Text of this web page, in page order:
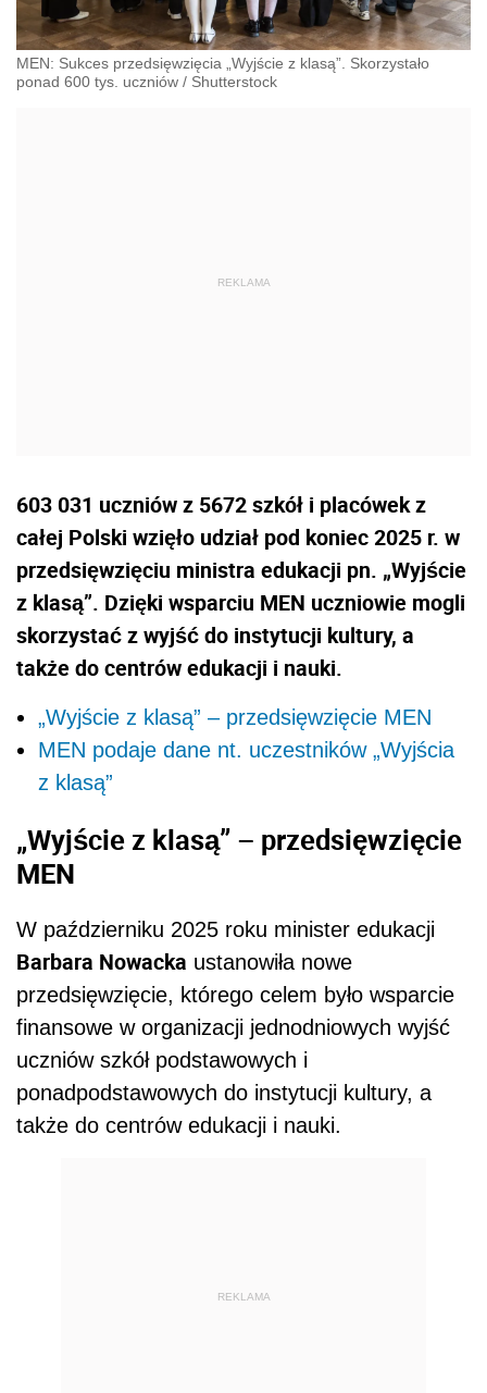
MEN: Sukces przedsięwzięcia „Wyjście z klasą”. Skorzystało
ponad 600 tys. uczniów / Shutterstock
603 031 uczniów z 5672 szkół i placówek z
całej Polski wzięło udział pod koniec 2025 r. w
przedsięwzięciu ministra edukacji pn. „Wyjście
z klasą”. Dzięki wsparciu MEN uczniowie mogli
skorzystać z wyjść do instytucji kultury, a
także do centrów edukacji i nauki.
„Wyjście z klasą” – przedsięwzięcie MEN
MEN podaje dane nt. uczestników „Wyjścia
z klasą”
„Wyjście z klasą” – przedsięwzięcie
MEN
W październiku 2025 roku minister edukacji
Barbara Nowacka ustanowiła nowe
przedsięwzięcie, którego celem było wsparcie
finansowe w organizacji jednodniowych wyjść
uczniów szkół podstawowych i
ponadpodstawowych do instytucji kultury, a
także do centrów edukacji i nauki.
REKLAMA